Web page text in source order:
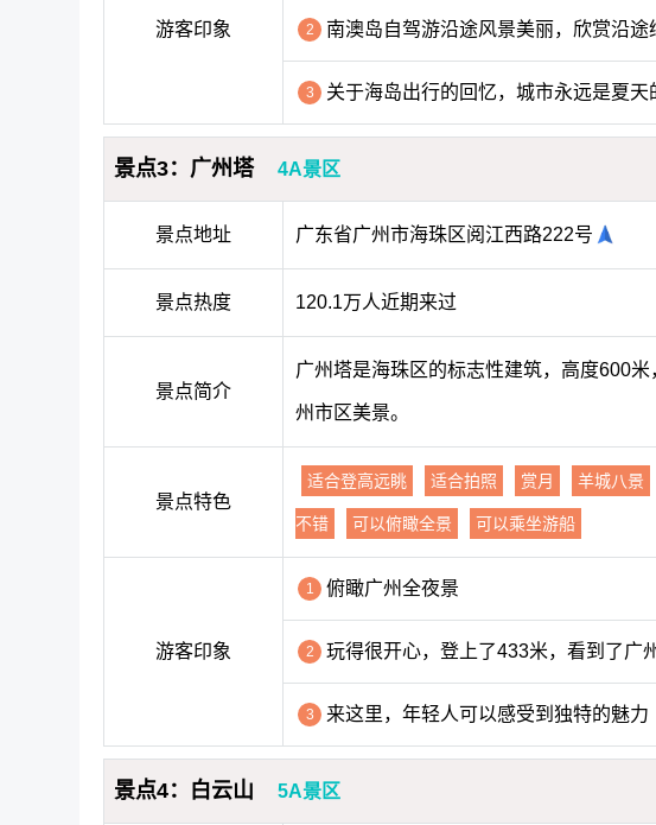
游客印象 2 南澳岛自驾游沿途风景美丽，欣赏沿途
3 关于海岛出行的回忆，城市永远是夏天
景点3：广州塔 4A景区
景点地址 广东省广州市海珠区阅江西路222号
景点热度 120.1万人近期来过
景点简介
广州塔是海珠区的标志性建筑，高度600
州市区美景。
景点特色
适合登高远眺 适合拍照 赏月 羊城八景
不错 可以俯瞰全景 可以乘坐游船
游客印象
1 俯瞰广州全夜景
2 玩得很开心，登上了433米，看到了广
3 来这里，年轻人可以感受到独特的魅力
景点4：白云山 5A景区